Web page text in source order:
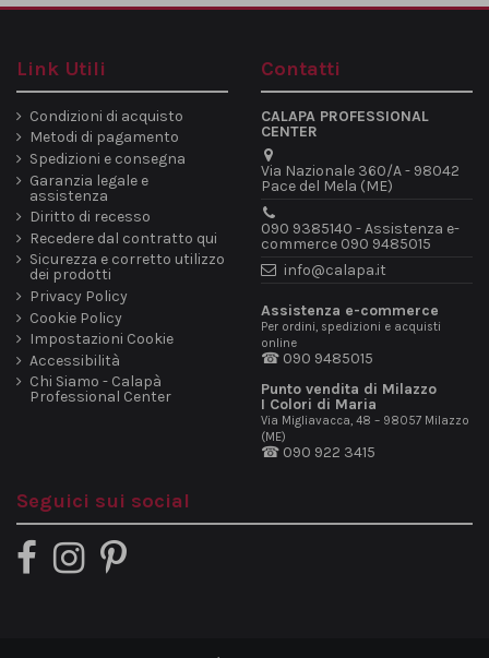
Link Utili
Condizioni di acquisto
Metodi di pagamento
Spedizioni e consegna
Garanzia legale e
assistenza
Diritto di recesso
Recedere dal contratto qui
Sicurezza e corretto utilizzo
dei prodotti
Privacy Policy
Cookie Policy
Impostazioni Cookie
Accessibilità
Chi Siamo - Calapà
Professional Center
Contatti
CALAPA PROFESSIONAL
CENTER
Via Nazionale 360/A - 98042
Pace del Mela (ME)
090 9385140 - Assistenza e-
commerce 090 9485015
info@calapa.it
Assistenza e-commerce
Per ordini, spedizioni e acquisti
online
☎ 090 9485015
Punto vendita di Milazzo
I Colori di Maria
Via Migliavacca, 48 – 98057 Milazzo
(ME)
☎ 090 922 3415
Seguici sui social